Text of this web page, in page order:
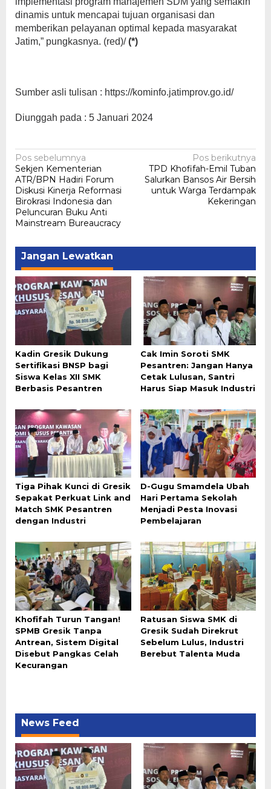
dinamis untuk mencapai tujuan organisasi dan
memberikan pelayanan optimal kepada masyarakat
Jatim,” pungkasnya. (red)/(*)
Sumber asli tulisan : https://kominfo.jatimprov.go.id/
Diunggah pada : 5 Januari 2024
Navigasi
pos
Pos sebelumnya
Sekjen Kementerian
ATR/BPN Hadiri Forum
Diskusi Kinerja Reformasi
Birokrasi Indonesia dan
Peluncuran Buku Anti
Mainstream Bureaucracy
Pos berikutnya
TPD Khofifah-Emil Tuban
Salurkan Bansos Air Bersih
untuk Warga Terdampak
Kekeringan
Jangan Lewatkan
Kadin Gresik Dukung
Sertifikasi BNSP bagi
Siswa Kelas XII SMK
Berbasis Pesantren
Cak Imin Soroti SMK
Pesantren: Jangan Hanya
Cetak Lulusan, Santri
Harus Siap Masuk Industri
Tiga Pihak Kunci di Gresik
Sepakat Perkuat Link and
Match SMK Pesantren
dengan Industri
D-Gugu Smamdela Ubah
Hari Pertama Sekolah
Menjadi Pesta Inovasi
Pembelajaran
Khofifah Turun Tangan!
SPMB Gresik Tanpa
Antrean, Sistem Digital
Disebut Pangkas Celah
Kecurangan
Ratusan Siswa SMK di
Gresik Sudah Direkrut
Sebelum Lulus, Industri
Berebut Talenta Muda
News Feed